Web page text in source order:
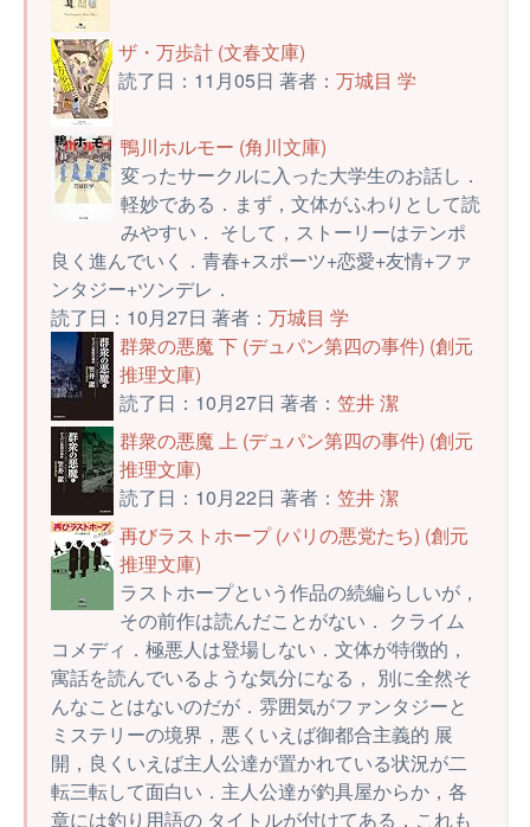
ザ・万歩計 (文春文庫)
読了日：11月05日 著者： 万城目 学
鴨川ホルモー (角川文庫)
変ったサークルに入った大学生のお話し．
軽妙である．まず，文体がふわりとして読
みやすい． そして，ストーリーはテンポ
良く進んでいく．青春+スポーツ+恋愛+友情+ファ
ンタジー+ツンデレ．
読了日：10月27日 著者： 万城目 学
群衆の悪魔 下 (デュパン第四の事件) (創元
推理文庫)
読了日：10月27日 著者： 笠井 潔
群衆の悪魔 上 (デュパン第四の事件) (創元
推理文庫)
読了日：10月22日 著者： 笠井 潔
再びラストホープ (パリの悪党たち) (創元
推理文庫)
ラストホープという作品の続編らしいが，
その前作は読んだことがない． クライム
コメディ．極悪人は登場しない．文体が特徴的，
寓話を読んでいるような気分になる， 別に全然そ
んなことはないのだが．雰囲気がファンタジーと
ミステリーの境界，悪くいえば御都合主義的 展
開，良くいえば主人公達が置かれている状況が二
転三転して面白い．主人公達が釣具屋からか，各
章には釣り用語の タイトルが付けてある．これも